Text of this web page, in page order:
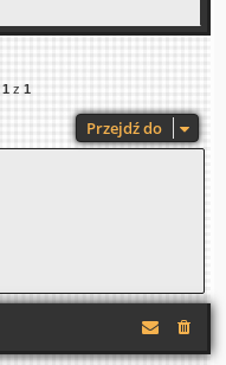
1 z 1
Przejdź do